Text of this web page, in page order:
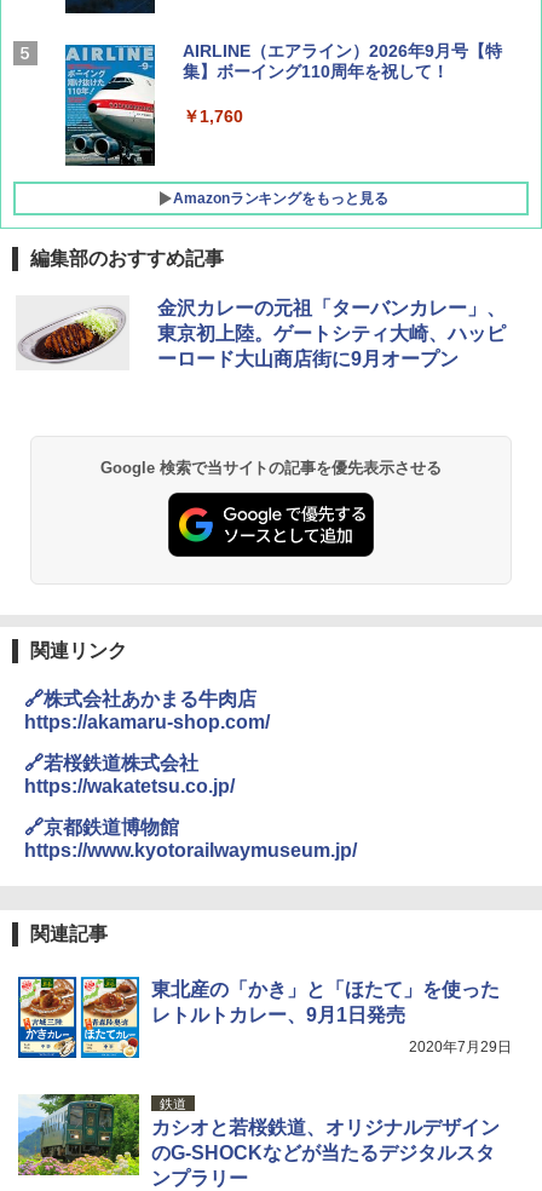
AIRLINE（エアライン）2026年9月号【特
集】ボーイング110周年を祝して！
￥1,760
Amazonランキングをもっと見る
地球の歩き方 スター・ウォーズ
￥2,695
球の歩き方A ヨーロッパ
￥2,479
A26 地球の歩き方 チェコ ポーランド スロヴ
ァキア 2026～2027 地球の歩き方A ヨーロッ
パ
￥2,277
￥1,540
[キャンパーズコレクション 山善] ポップアッ
プテント 傘みたいに広げて畳める パッとサ
ッとサンシェード キューブ フルクローズ メ
ッシュ 簡単設置 ワンタッチテント キャンプ
PYKES PEAK (パイクスピーク) 着替えテン
ト プライバシー テント 【中が透けない】 1
人用 折りたたみ 防災グッズ 災害用トイレ ビ
ーチ ピクニック ポップアップテント 携帯 簡
ENDLESS BASE 《めざましテレビで紹介》
テント ワンタッチ RENEW 幅200 2-3人用 43
500002(88859)
￥5,999
[キャンパーズコレクション 山善] 傘みたいに
広げるだけ パッとサッとテント ブラックコ
[キャンパーズコレクション 山善] 傘みたいに
ッシュ 4人用 簡単設置 ポップアップテント P
ATCW-150B エクルベージュ
￥-
DEWEL パラソル 大型 ビーチ アウトドアパ
ラソル ガーデン サイトシート付 折りたたみ
防水 UVカット 4段階高さ調整 軽量 収納袋付
き
熊撃退スプレー 熊よけスプレー 熊スプレー
【日本企業販売】超強力クマ対策スプレー 30
0ml（連続噴射30秒）110ml（連続噴射15
秒）射程5～10m 安全ロック搭載 携帯収納袋
付き ヒグマ・イノシシ対策 自治体・教育機
GRANDOOR ステンレス保冷剤 2個セット 2
026リニューアル 急速冷凍 空間倍増 衛生的
コンパクト 保冷力長持ち
￥1,180
ゴムボート 空気入れ 空気抜き 自動停止 過熱
保護 日光可読lcd 7種類ノズル付き
￥7,884
編集部のおすすめ記事
金沢カレーの元祖「ターバンカレー」、
東京初上陸。ゲートシティ大崎、ハッピ
ーロード大山商店街に9月オープン
Google 検索で当サイトの記事を優先表示させる
関連リンク
🔗株式会社あかまる牛肉店
https://akamaru-shop.com/
🔗若桜鉄道株式会社
https://wakatetsu.co.jp/
🔗京都鉄道博物館
https://www.kyotorailwaymuseum.jp/
関連記事
東北産の「かき」と「ほたて」を使った
レトルトカレー、9月1日発売
2020年7月29日
鉄道
カシオと若桜鉄道、オリジナルデザイン
のG-SHOCKなどが当たるデジタルスタ
ンプラリー